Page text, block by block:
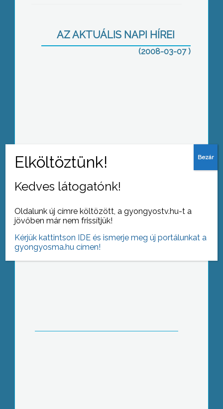
AZ AKTUÁLIS NAPI HÍREI
(2008-03-07 )
idősek otthonába látogatott el Hiesz
országgyűlési képviselő
Kedves látogatónk!
Oldalunk új címre költözött, a gyongyostv.hu-t a
jövőben már nem frissítjük!
Kérjük kattintson IDE és ismerje meg új portálunkat a
gyongyosma.hu címen!